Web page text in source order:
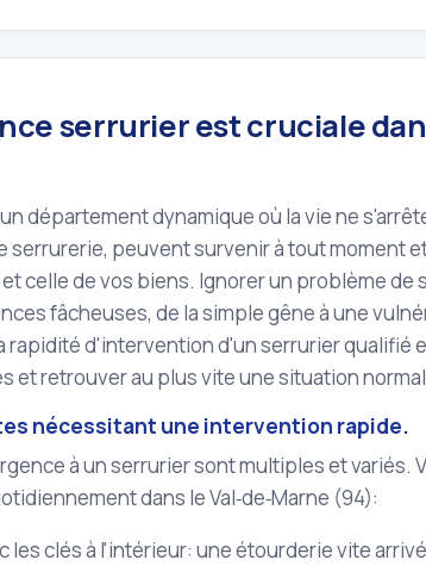
serrurier est cruciale
un département dynamique où la vie ne
serrurerie, peuvent survenir à tout moment
celle de vos biens. Ignorer un problème de
fâcheuses, de la simple gêne à une
rapidité d'intervention d'un serrurier qualifié
et retrouver au plus vite une situation
nécessitant une intervention rapide.
à un serrurier sont multiples et variés.
dans le Val‑de‑Marne (94):
les clés à l'intérieur: une étourderie vite